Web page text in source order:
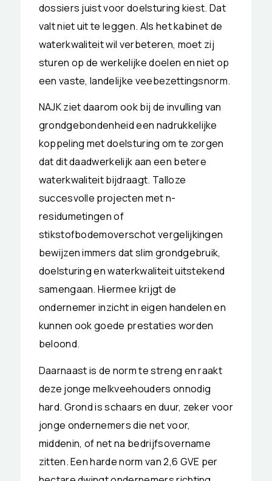
dossiers juist voor doelsturing kiest. Dat
valt niet uit te leggen. Als het kabinet de
waterkwaliteit wil verbeteren, moet zij
sturen op de werkelijke doelen en niet op
een vaste, landelijke veebezettingsnorm.
NAJK ziet daarom ook bij de invulling van
grondgebondenheid een nadrukkelijke
koppeling met doelsturing om te zorgen
dat dit daadwerkelijk aan een betere
waterkwaliteit bijdraagt. Talloze
succesvolle projecten met n-
residumetingen of
stikstofbodemoverschot vergelijkingen
bewijzen immers dat slim grondgebruik,
doelsturing en waterkwaliteit uitstekend
samengaan. Hiermee krijgt de
ondernemer inzicht in eigen handelen en
kunnen ook goede prestaties worden
beloond.
Daarnaast is de norm te streng en raakt
deze jonge melkveehouders onnodig
hard. Grond is schaars en duur, zeker voor
jonge ondernemers die net voor,
middenin, of net na bedrijfsovername
zitten. Een harde norm van 2,6 GVE per